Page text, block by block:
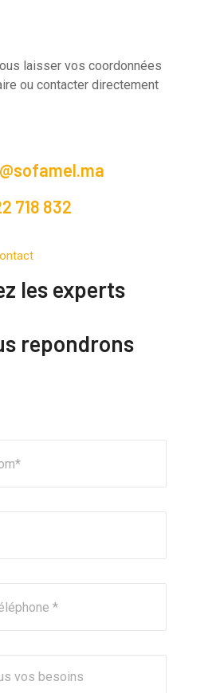
laisser vos coordonnées
ou contacter directement
718 832
les experts
repondrons